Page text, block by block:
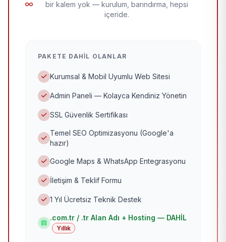
bir kalem yok — kurulum, barındırma, hepsi
içeride.
PAKETE DAHIL OLANLAR
Kurumsal & Mobil Uyumlu Web Sitesi
Admin Paneli — Kolayca Kendiniz Yönetin
SSL Güvenlik Sertifikası
Temel SEO Optimizasyonu (Google'a
hazır)
Google Maps & WhatsApp Entegrasyonu
İletişim & Teklif Formu
1 Yıl Ücretsiz Teknik Destek
.com.tr / .tr Alan Adı + Hosting — DAHİL
Yıllık